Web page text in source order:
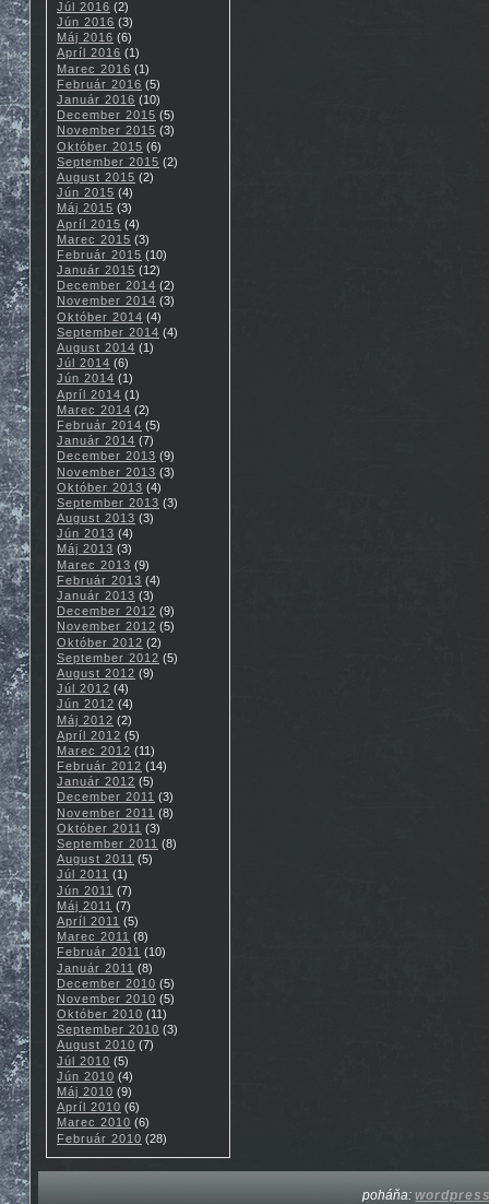
Júl 2016 (2)
Jún 2016 (3)
Máj 2016 (6)
Apríl 2016 (1)
Marec 2016 (1)
Február 2016 (5)
Január 2016 (10)
December 2015 (5)
November 2015 (3)
Október 2015 (6)
September 2015 (2)
August 2015 (2)
Jún 2015 (4)
Máj 2015 (3)
Apríl 2015 (4)
Marec 2015 (3)
Február 2015 (10)
Január 2015 (12)
December 2014 (2)
November 2014 (3)
Október 2014 (4)
September 2014 (4)
August 2014 (1)
Júl 2014 (6)
Jún 2014 (1)
Apríl 2014 (1)
Marec 2014 (2)
Február 2014 (5)
Január 2014 (7)
December 2013 (9)
November 2013 (3)
Október 2013 (4)
September 2013 (3)
August 2013 (3)
Jún 2013 (4)
Máj 2013 (3)
Marec 2013 (9)
Február 2013 (4)
Január 2013 (3)
December 2012 (9)
November 2012 (5)
Október 2012 (2)
September 2012 (5)
August 2012 (9)
Júl 2012 (4)
Jún 2012 (4)
Máj 2012 (2)
Apríl 2012 (5)
Marec 2012 (11)
Február 2012 (14)
Január 2012 (5)
December 2011 (3)
November 2011 (8)
Október 2011 (3)
September 2011 (8)
August 2011 (5)
Júl 2011 (1)
Jún 2011 (7)
Máj 2011 (7)
Apríl 2011 (5)
Marec 2011 (8)
Február 2011 (10)
Január 2011 (8)
December 2010 (5)
November 2010 (5)
Október 2010 (11)
September 2010 (3)
August 2010 (7)
Júl 2010 (5)
Jún 2010 (4)
Máj 2010 (9)
Apríl 2010 (6)
Marec 2010 (6)
Február 2010 (28)
poháňa: